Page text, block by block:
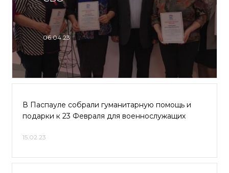
06.04.23
В Паспауле собрали гуманитарную помощь и
подарки к 23 Февраля для военнослужащих
15.02.23